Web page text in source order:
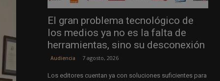
El gran problema tecnológico de
los medios ya no es la falta de
herramientas, sino su desconexión
Audiencia 7 agosto, 2026
Los editores cuentan ya con soluciones suficientes para